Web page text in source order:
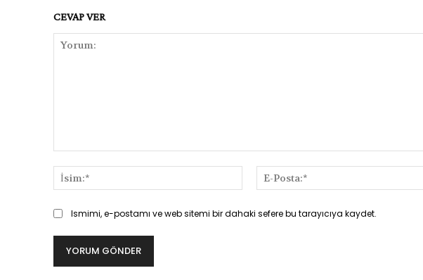
CEVAP VER
İsim:*
Ismimi, e-postamı ve web sitemi bir dahaki sefere bu tarayıcıya kaydet.